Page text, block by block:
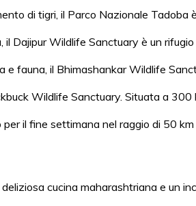
di tigri, il Parco Nazionale
Dajipur Wildlife Sanctuary è un
fauna, il Bhimashankar Wildlife
Wildlife Sanctuary. Situata a
il fine settimana nel raggio di 50
cucina maharashtriana e un